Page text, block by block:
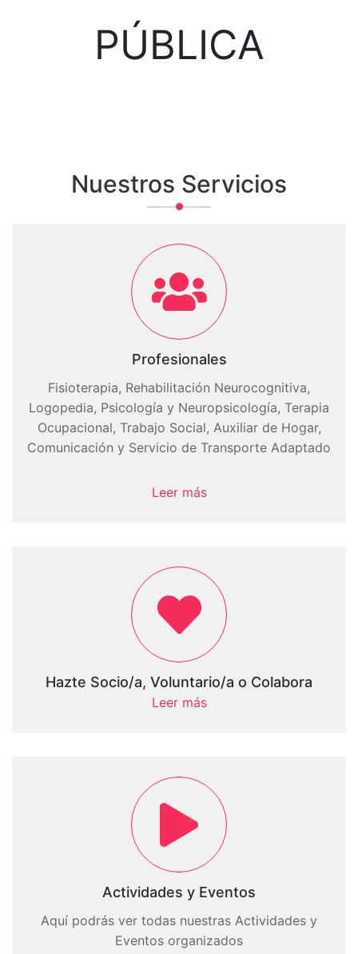
PÚBLICA
Nuestros Servicios
Profesionales
Fisioterapia, Rehabilitación Neurocognitiva,
Logopedia, Psicología y Neuropsicología, Terapia
Ocupacional, Trabajo Social, Auxiliar de Hogar,
Comunicación y Servicio de Transporte Adaptado
Leer más
Hazte Socio/a, Voluntario/a o Colabora
Leer más
Actividades y Eventos
Aquí podrás ver todas nuestras Actividades y
Eventos organizados